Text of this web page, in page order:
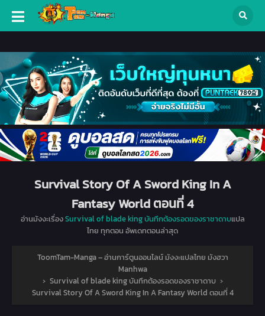
Survival Story Of A Sword King In A
Fantasy World ตอนที่ 4
อ่านมังงะเรื่องSurvival of blade king บันทึกต้องรอดของราชาดาบแปล
ไทย ทุกตอน อัพเดทตอนล่าสุด
ToomTam-Manga – อ่านการ์ตูนออนไลน์ มังงะแปลไทย มังฮวา
Manhwa
› Survival of blade king บันทึกต้องรอดของราชาดาบ ›
Survival Story Of A Sword King In A Fantasy World ตอนที่ 4